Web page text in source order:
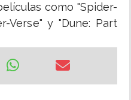
como "Spider-
Verse" y "Dune: Part